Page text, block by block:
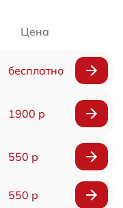
Цена
бесплатно
1900 р
550 р
550 р